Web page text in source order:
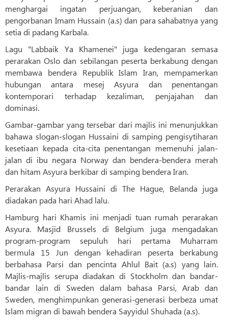
menghargai ingatan perjuangan, keberanian dan
pengorbanan Imam Hussain (a.s) dan para sahabatnya yang
setia di padang Karbala.
Lagu "Labbaik Ya Khamenei" juga kedengaran semasa
perarakan Oslo dan sebilangan peserta berkabung dengan
membawa bendera Republik Islam Iran, mempamerkan
hubungan antara mesej Asyura dan penentangan
kontemporari terhadap kezaliman, penjajahan dan
dominasi.
Gambar-gambar yang tersebar dari majlis ini menunjukkan
bahawa slogan-slogan Hussaini di samping pengisytiharan
kesetiaan kepada cita-cita penentangan memenuhi jalan-
jalan di ibu negara Norway dan bendera-bendera merah
dan hitam Asyura berkibar di samping bendera Iran.
Perarakan Asyura Hussaini di The Hague, Belanda juga
diadakan pada hari Ahad lalu.
Hamburg hari Khamis ini menjadi tuan rumah perarakan
Asyura. Masjid Brussels di Belgium juga mengadakan
program-program sepuluh hari pertama Muharram
bermula 15 Jun dengan kehadiran peserta berkabung
berbahasa Parsi dan pencinta Ahlul Bait (a.s) yang lain.
Majlis-majlis serupa diadakan di Stockholm dan bandar-
bandar lain di Sweden dalam bahasa Parsi, Arab dan
Sweden, menghimpunkan generasi-generasi berbeza umat
Islam migran di bawah bendera Sayyidul Shuhada (a.s).